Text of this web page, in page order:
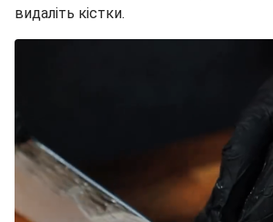
видаліть кістки.